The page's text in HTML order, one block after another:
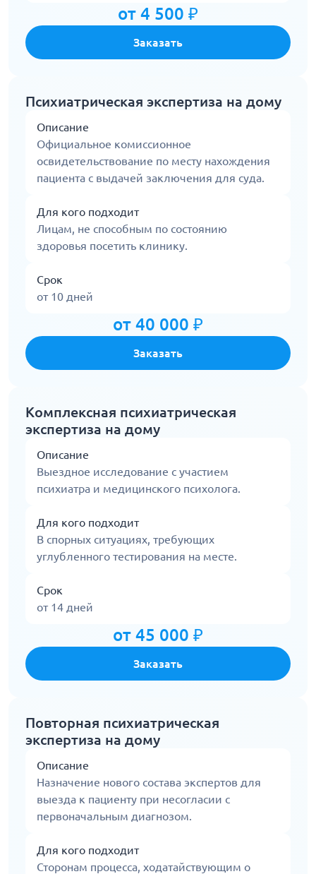
от 4 500 ₽
Заказать
Психиатрическая экспертиза на дому
Описание
Официальное комиссионное
освидетельствование по месту нахождения
пациента с выдачей заключения для суда.
Для кого подходит
Лицам, не способным по состоянию
здоровья посетить клинику.
Срок
от 10 дней
от 40 000 ₽
Заказать
Комплексная психиатрическая
экспертиза на дому
Описание
Выездное исследование с участием
психиатра и медицинского психолога.
Для кого подходит
В спорных ситуациях, требующих
углубленного тестирования на месте.
Срок
от 14 дней
от 45 000 ₽
Заказать
Повторная психиатрическая
экспертиза на дому
Описание
Назначение нового состава экспертов для
выезда к пациенту при несогласии с
первоначальным диагнозом.
Для кого подходит
Сторонам процесса, ходатайствующим о